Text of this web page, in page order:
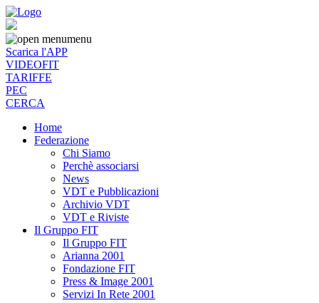
menu
Scarica l'APP
VIDEOFIT
TARIFFE
PEC
CERCA
Home
Federazione
Chi Siamo
Perchè associarsi
News
VDT e Pubblicazioni
Archivio VDT
VDT e Riviste
Il Gruppo FIT
Il Gruppo FIT
Arianna 2001
Fondazione FIT
Press & Image 2001
Servizi In Rete 2001